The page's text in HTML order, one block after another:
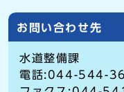
お問い合わせ先
水道整備課
電話:044-544-